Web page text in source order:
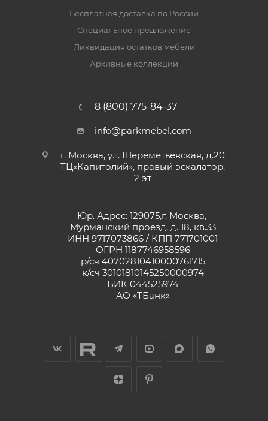
Бесплатная доставка по России
Специальное предложение
Ликвидация остатков мебели
Архивные коллекции
8 (800) 775-84-37
info@parkmebel.com
г. Москва, ул. Шереметьевская, д.20
ТЦ«Капитолий», правый эскалатор,
2 эт
Юр. Адрес: 129075,г. Москва,
Мурманский проезд, д. 18, кв.33
ИНН 9717073866 / КПП 771701001
ОГРН 1187746958596
р/сч 40702810410000761715
к/сч 30101810145250000974
БИК 044525974
АО «ТБанк»